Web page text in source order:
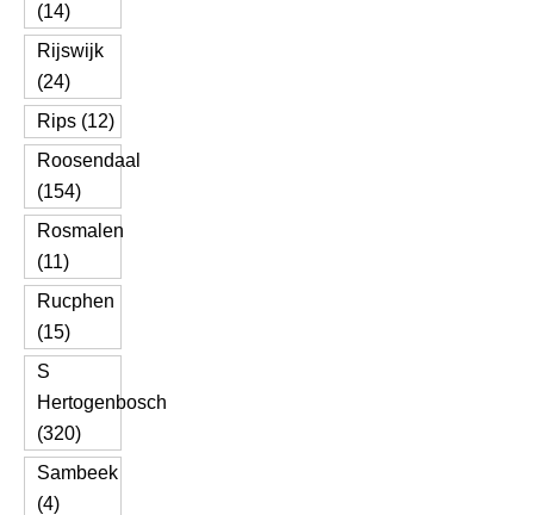
(14)
Rijswijk
(24)
Rips (12)
Roosendaal
(154)
Rosmalen
(11)
Rucphen
(15)
S
Hertogenbosch
(320)
Sambeek
(4)